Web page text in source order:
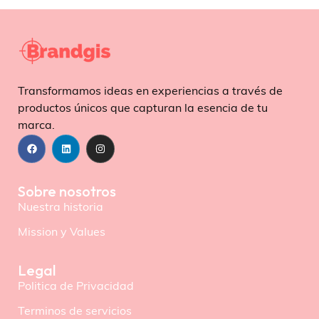
Transformamos ideas en experiencias a través de
productos únicos que capturan la esencia de tu
marca.
Sobre nosotros
Nuestra historia
Mission y Values
Legal
Politica de Privacidad
Terminos de servicios